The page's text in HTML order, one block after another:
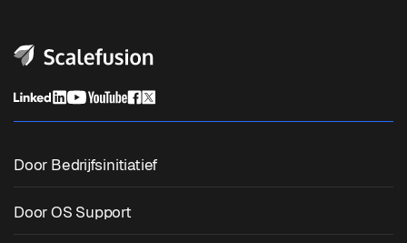
Door Bedrijfsinitiatief
Door OS Support